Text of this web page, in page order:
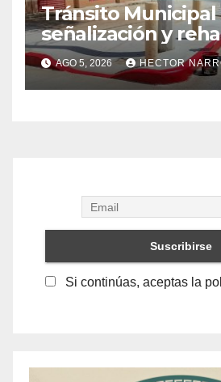
Tránsito Municipal
señalización y
cruces peatonales
Cabos
AGO 5, 2026 HECTOR
Si continúas, aceptas la